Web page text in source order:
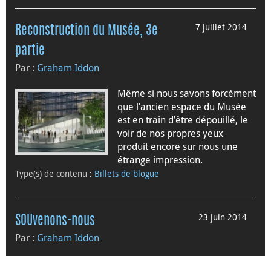
7 juillet 2014
Reconstruction du Musée, 3e
partie
Par : Graham Iddon
Même si nous savons forcément
que l’ancien espace du Musée
est en train d’être dépouillé, le
voir de nos propres yeux
produit encore sur nous une
étrange impression.
Type(s) de contenu : Billets de blogue
23 juin 2014
SOUvenons-nous
Par : Graham Iddon